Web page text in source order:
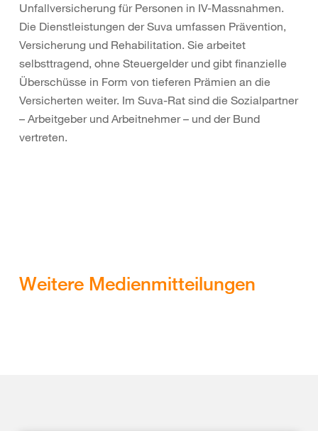
Unfallversicherung für Personen in IV-Massnahmen.
Die Dienstleistungen der Suva umfassen Prävention,
Versicherung und Rehabilitation. Sie arbeitet
selbsttragend, ohne Steuergelder und gibt finanzielle
Überschüsse in Form von tieferen Prämien an die
Versicherten weiter. Im Suva-Rat sind die Sozialpartner
– Arbeitgeber und Arbeitnehmer – und der Bund
vertreten.
Weitere Medienmitteilungen